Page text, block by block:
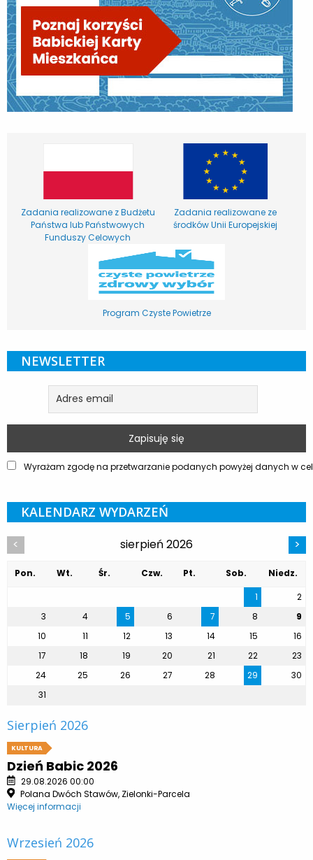
Zadania realizowane z Budżetu
Państwa lub Państwowych
Funduszy Celowych
Zadania realizowane ze
środków Unii Europejskiej
Program Czyste Powietrze
NEWSLETTER
Wyrażam zgodę na przetwarzanie podanych powyżej danych w
KALENDARZ WYDARZEŃ
< sierpień 2026 >
Pon. Wt. Śr. Czw. Pt. Sob.
Niedz.
1
2
3
4 5 6 7 8
9
10
11 12 13 14 15
16
17
18 19 20 21 22
23
24
25 26 27 28 29
30
31
Sierpień 2026
KULTURA
Dzień Babic 2026
29.08.2026 00:00
Polana Dwóch Stawów, Zielonki-Parcela
Więcej informacji
Wrzesień 2026